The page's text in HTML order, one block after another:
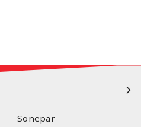
Sonepar